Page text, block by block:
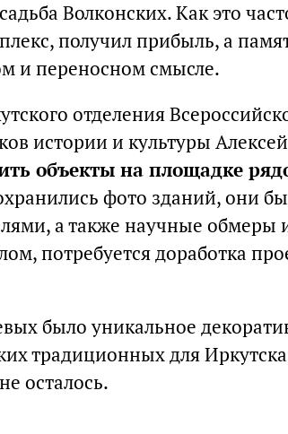
Волконских. Как это
получил прибыль, а
и переносном смысле.
отделения
истории и культуры
объекты на площадке
фото зданий, они
а также научные обмеры
потребуется доработка
было уникальное
традиционных для
осталось.